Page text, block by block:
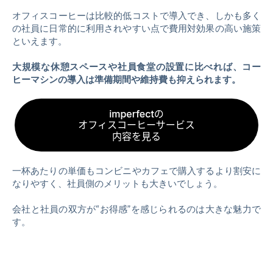
オフィスコーヒーは比較的低コストで導入でき、しかも多く
の社員に日常的に利用されやすい点で費用対効果の高い施策
といえます。
大規模な休憩スペースや社員食堂の設置に比べれば、コー
ヒーマシンの導入は準備期間や維持費も抑えられます。
一杯あたりの単価もコンビニやカフェで購入するより割安に
なりやすく、社員側のメリットも大きいでしょう。
会社と社員の双方が“お得感”を感じられるのは大きな魅力で
す。